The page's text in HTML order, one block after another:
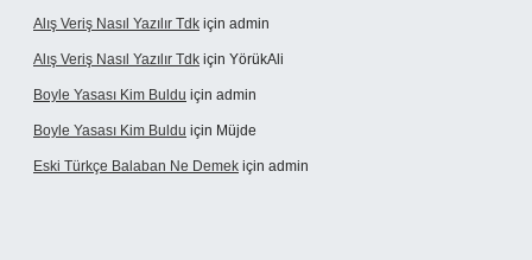
Alış Veriş Nasıl Yazılır Tdk için admin
Alış Veriş Nasıl Yazılır Tdk için YörükAli
Boyle Yasası Kim Buldu için admin
Boyle Yasası Kim Buldu için Müjde
Eski Türkçe Balaban Ne Demek için admin